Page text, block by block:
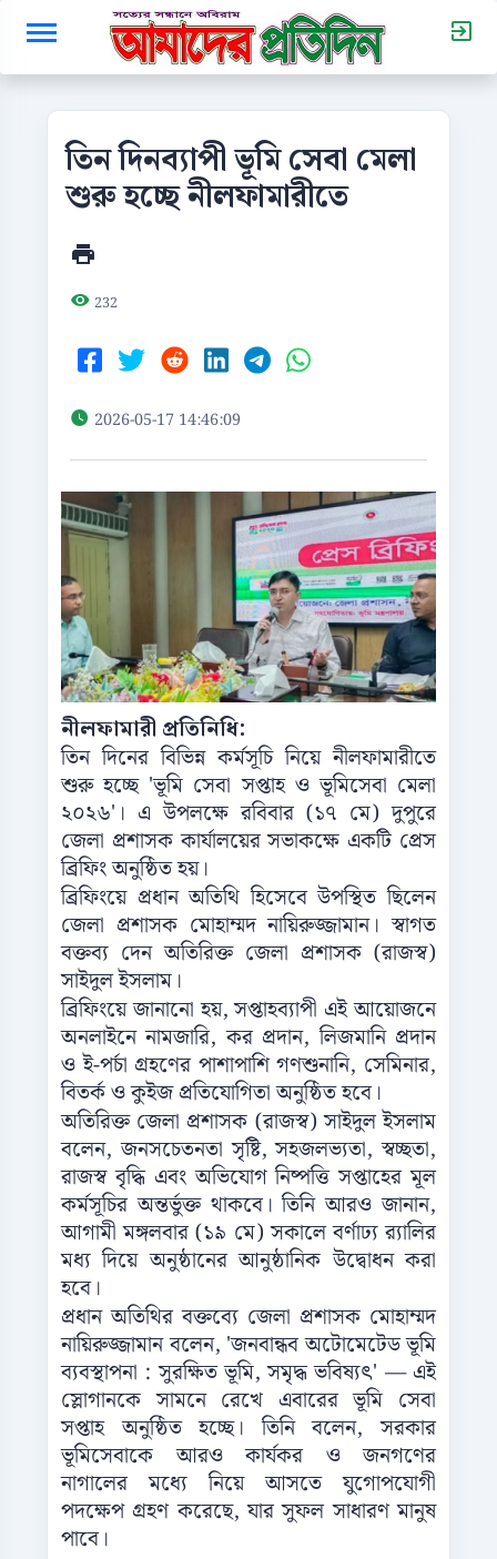
তিন দিনব্যাপী ভূমি সেবা মেলা
শুরু হচ্ছে নীলফামারীতে
232
2026-05-17 14:46:09
নীলফামারী প্রতিনিধি:
তিন দিনের বিভিন্ন কর্মসূচি নিয়ে নীলফামারীতে
শুরু হচ্ছে 'ভূমি সেবা সপ্তাহ ও ভূমিসেবা মেলা
২০২৬'। এ উপলক্ষে রবিবার (১৭ মে) দুপুরে
জেলা প্রশাসক কার্যালয়ের সভাকক্ষে একটি প্রেস
ব্রিফিং অনুষ্ঠিত হয়।
ব্রিফিংয়ে প্রধান অতিথি হিসেবে উপস্থিত ছিলেন
জেলা প্রশাসক মোহাম্মদ নায়িরুজ্জামান। স্বাগত
বক্তব্য দেন অতিরিক্ত জেলা প্রশাসক (রাজস্ব)
সাইদুল ইসলাম।
ব্রিফিংয়ে জানানো হয়, সপ্তাহব্যাপী এই আয়োজনে
অনলাইনে নামজারি, কর প্রদান, লিজমানি প্রদান
ও ই-পর্চা গ্রহণের পাশাপাশি গণশুনানি, সেমিনার,
বিতর্ক ও কুইজ প্রতিযোগিতা অনুষ্ঠিত হবে।
অতিরিক্ত জেলা প্রশাসক (রাজস্ব) সাইদুল ইসলাম
বলেন, জনসচেতনতা সৃষ্টি, সহজলভ্যতা, স্বচ্ছতা,
রাজস্ব বৃদ্ধি এবং অভিযোগ নিষ্পত্তি সপ্তাহের মূল
কর্মসূচির অন্তর্ভুক্ত থাকবে। তিনি আরও জানান,
আগামী মঙ্গলবার (১৯ মে) সকালে বর্ণাঢ্য র‌্যালির
মধ্য দিয়ে অনুষ্ঠানের আনুষ্ঠানিক উদ্বোধন করা
হবে।
প্রধান অতিথির বক্তব্যে জেলা প্রশাসক মোহাম্মদ
নায়িরুজ্জামান বলেন, 'জনবান্ধব অটোমেটেড ভূমি
ব্যবস্থাপনা : সুরক্ষিত ভূমি, সমৃদ্ধ ভবিষ্যৎ' — এই
স্লোগানকে সামনে রেখে এবারের ভূমি সেবা
সপ্তাহ অনুষ্ঠিত হচ্ছে। তিনি বলেন, সরকার
ভূমিসেবাকে আরও কার্যকর ও জনগণের
নাগালের মধ্যে নিয়ে আসতে যুগোপযোগী
পদক্ষেপ গ্রহণ করেছে, যার সুফল সাধারণ মানুষ
পাবে।